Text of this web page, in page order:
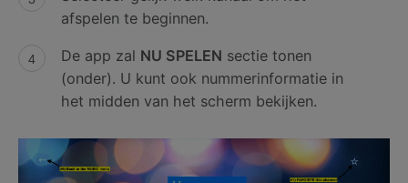
afspelen te beginnen.
De app zal NU SPELEN sectie tonen
(onder). U kunt ook nummerinformatie in
het midden van het scherm bekijken.